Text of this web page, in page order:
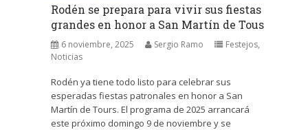
Rodén se prepara para vivir sus fiestas
grandes en honor a San Martín de Tous
6 noviembre, 2025 Sergio Ramo Festejos,
Noticias
Rodén ya tiene todo listo para celebrar sus
esperadas fiestas patronales en honor a San
Martín de Tours. El programa de 2025 arrancará
este próximo domingo 9 de noviembre y se